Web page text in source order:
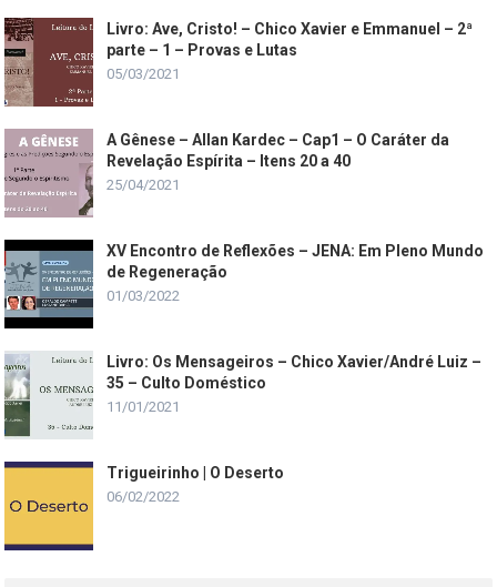
Livro: Ave, Cristo! – Chico Xavier e Emmanuel – 2ª
parte – 1 – Provas e Lutas
05/03/2021
A Gênese – Allan Kardec – Cap1 – O Caráter da
Revelação Espírita – Itens 20 a 40
25/04/2021
XV Encontro de Reflexões – JENA: Em Pleno Mundo
de Regeneração
01/03/2022
Livro: Os Mensageiros – Chico Xavier/André Luiz –
35 – Culto Doméstico
11/01/2021
Trigueirinho | O Deserto
06/02/2022